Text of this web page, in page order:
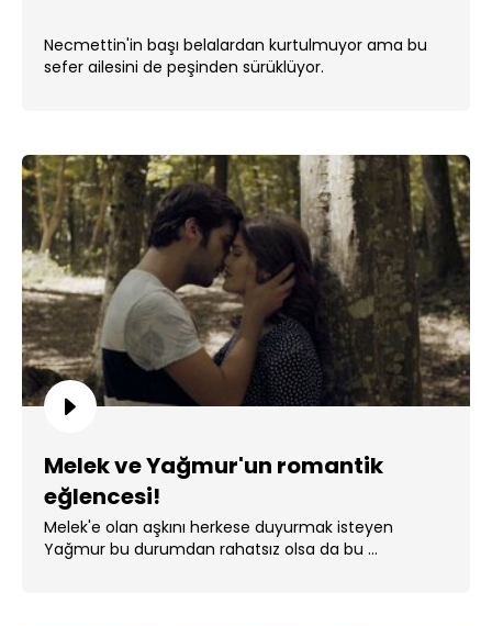
Necmettin'in başı belalardan kurtulmuyor ama bu
sefer ailesini de peşinden sürüklüyor.
Melek ve Yağmur'un romantik
eğlencesi!
Melek'e olan aşkını herkese duyurmak isteyen
Yağmur bu durumdan rahatsız olsa da bu ...